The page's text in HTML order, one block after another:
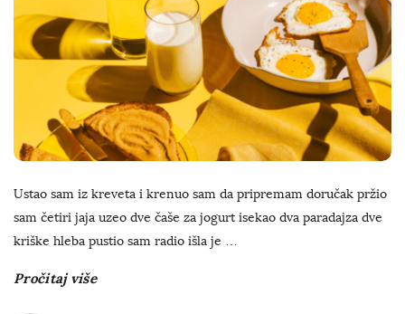
Ustao sam iz kreveta i krenuo sam da pripremam doručak pržio
sam četiri jaja uzeo dve čaše za jogurt isekao dva paradajza dve
kriške hleba pustio sam radio išla je …
Pročitaj više